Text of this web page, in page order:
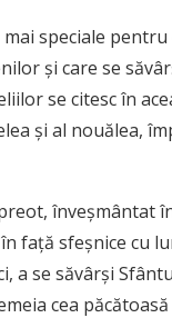
speciale
şi care se
se citesc în
şi al nouălea,
înveşmântat
faţă sfeşnice cu
a se săvârşi
cea